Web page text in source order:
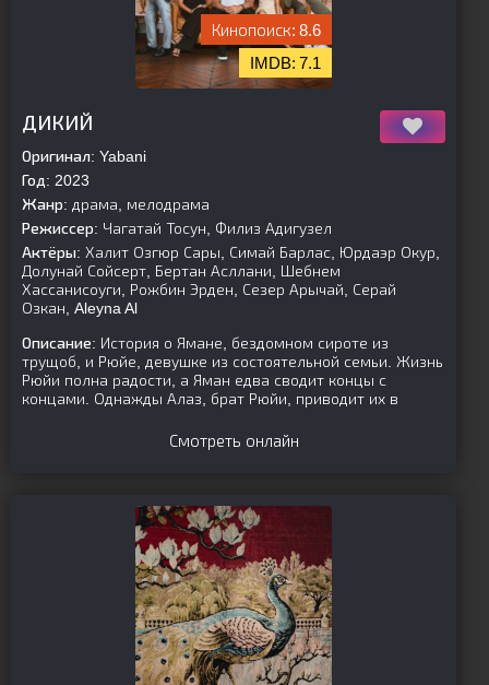
8.6
7.1
ДИКИЙ
Оригинал: Yabani
Год: 2023
Жанр: драма, мелодрама
Режиссер: Чагатай Тосун, Филиз Адигузел
Актёры: Халит Озгюр Сары, Симай Барлас, Юрдаэр Окур,
Долунай Сойсерт, Бертан Асллани, Шебнем
Хассанисоуги, Рожбин Эрден, Сезер Арычай, Серай
Озкан, Aleyna Al
Описание: История о Ямане, бездомном сироте из
трущоб, и Рюйе, девушке из состоятельной семьи. Жизнь
Рюйи полна радости, а Яман едва сводит концы с
концами. Однажды Алаз, брат Рюйи, приводит их в
Смотреть онлайн